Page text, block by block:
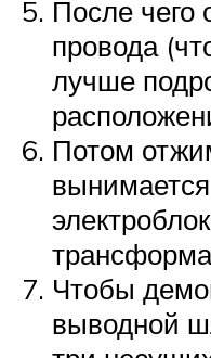
После чего
провода
лучше
Потом
Чтобы
выводной